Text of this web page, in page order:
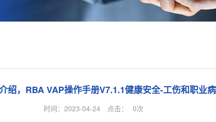
绍，RBA VAP操作手册V7.1.1健康安全-工伤和职业病
时间：2023-04-24 点击： 0次